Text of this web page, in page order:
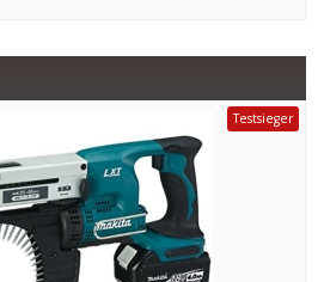
Testsieger